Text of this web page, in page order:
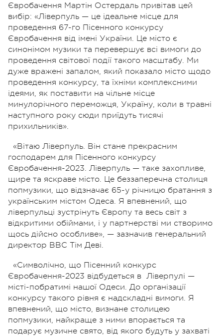
Євробачення Мартін Остердаль привітав цей
вибір: «Ліверпуль — це ідеальне місце для
проведення 67-го Пісенного конкурсу
Євробачення від імені України. Це місто є
синонімом музики та перевершує всі вимоги до
проведення світової події такого масштабу. Ми
дуже вражені запалом, який показало місто щодо
проведення конкурсу, та їхніми комплексними
ідеями, як поставити на чільне місце
минулорічного переможця, Україну, коли в травні
наступного року сюди приїдуть тисячі
прихильників».
«Вітаю Ліверпуль. Він стане прекрасним
господарем для Пісенного конкурсу
Євробачення-2023. Ліверпуль — таке захопливе,
щире та яскраве місто. Це беззаперечна столиця
попмузики, що відзначає 65-у річницю братання з
українським містом Одеса. Я впевнений, що
ліверпульці зустрінуть Європу та весь світ з
відкритими обіймами, і у партнерстві ми створимо
щось дійсно особливе», — зазначив генеральний
директор BBC Тім Деві.
«Символічно, що Пісенний конкурс
Євробачення-2023 відбудеться в Ліверпулі —
місті-побратимі нашої Одеси. До організації
конкурсу такого рівня є надскладні вимоги. Я
впевнений, що місто, визнане столицею
попмузики, найкраще з ними впорається та
подарує музичне свято, від якого будуть у захваті